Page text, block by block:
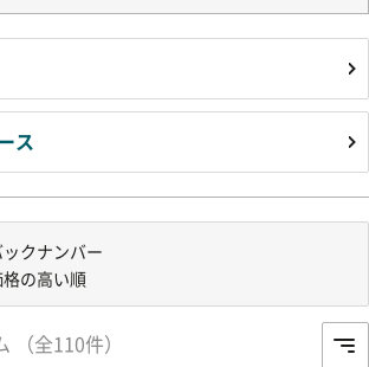
ス
ックナンバー
の高い順
（全110件）